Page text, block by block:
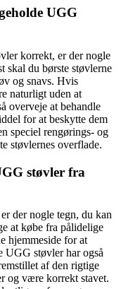
UGG
korrekt, er der nogle
skal du børste støvlerne
og snavs. Hvis
naturligt uden at
overveje at behandle
for at beskytte dem
speciel rengørings- og
støvlernes overflade.
støvler fra
der nogle tegn, du kan
at købe fra pålidelige
hjemmeside for at
UGG støvler har også
af den rigtige
og være korrekt stavet.